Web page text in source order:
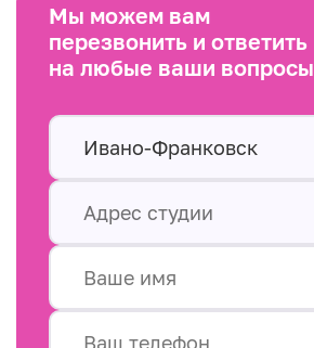
Мы можем вам
перезвонить и ответить
на любые ваши вопросы
Ивано-Франковск
Адрес студии